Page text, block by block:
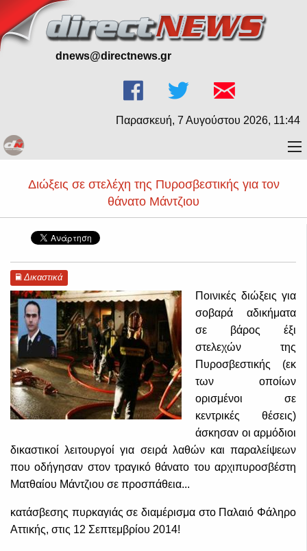
dnews@directnews.gr
Παρασκευή, 7 Αυγούστου 2026, 11:44
Διώξεις σε στελέχη της Πυροσβεστικής για τον
θάνατο Μάντζιου
Δικαστικά
Ποινικές διώξεις για
σοβαρά αδικήματα
σε βάρος έξι
στελεχών της
Πυροσβεστικής (εκ
των οποίων
ορισμένοι σε
κεντρικές θέσεις)
άσκησαν οι αρμόδιοι
δικαστικοί λειτουργοί για σειρά λαθών και παραλείψεων
που οδήγησαν στον τραγικό θάνατο του αρχιπυροσβέστη
Ματθαίου Μάντζιου σε προσπάθεια...
κατάσβεσης πυρκαγιάς σε διαμέρισμα στο Παλαιό Φάληρο
Αττικής, στις 12 Σεπτεμβρίου 2014!